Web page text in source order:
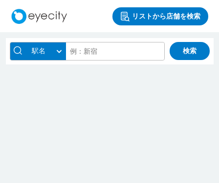
リストから店舗を検索
駅名 検索